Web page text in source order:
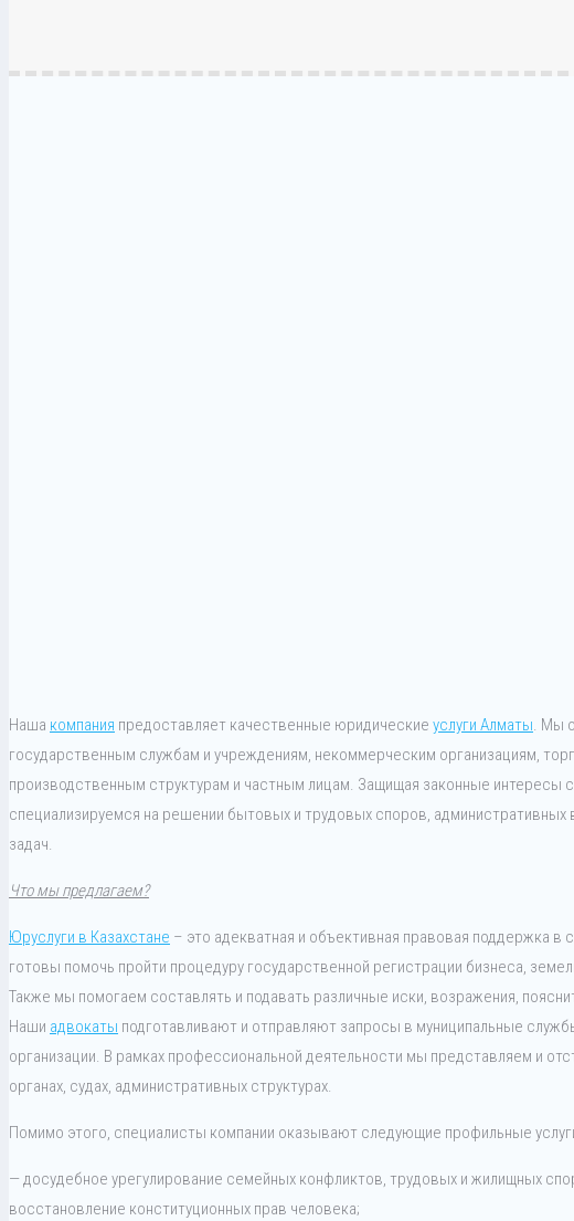
Наша компания предоставляет качественные юридические услуги Алматы. Мы
государственным службам и учреждениям, некоммерческим организациям,
производственным структурам и частным лицам. Защищая законные интересы
специализируемся на решении бытовых и трудовых споров,
задач.
Что мы предлагаем?
Юруслуги в Казахстане – это адекватная и объективная правовая поддержка
готовы помочь пройти процедуру государственной регистрации бизнеса,
Также мы помогаем составлять и подавать различные иски, возражения,
Наши адвокаты подготавливают и отправляют запросы в муниципальные
организации. В рамках профессиональной деятельности мы представляем и
органах, судах, административных структурах.
Помимо этого, специалисты компании оказывают следующие профильные
— досудебное урегулирование семейных конфликтов, трудовых и жилищных
восстановление конституционных прав человека;